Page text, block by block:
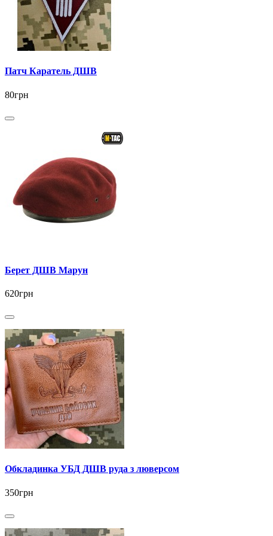
Патч Каратель ДШВ
80грн
Берет ДШВ Марун
620грн
Обкладинка УБД ДШВ руда з люверсом
350грн